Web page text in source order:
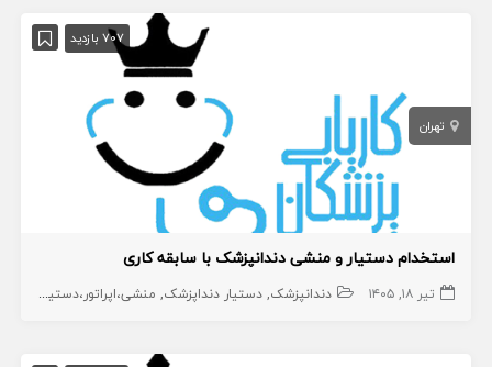
707 بازدید
تهران
استخدام دستیار و منشی دندانپزشک با سابقه کاری
تیر ۱۸, ۱۴۰۵ دندانپزشک دستیار دنداپزشک منشی،اپراتور،دستیار